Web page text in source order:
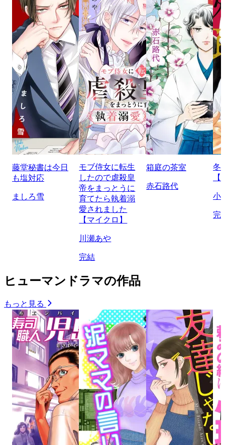
藤堂秘書は今日
も塩対応
ましろ雪
モブ侍女に転生
したので虐殺皇
帝をまっとうに
育てたら執着溺
愛されました
【マイクロ】
川瀬あや
完結
箱庭の茶室
赤石路代
冬
小
完
ヒューマンドラマの作品
もっと見る